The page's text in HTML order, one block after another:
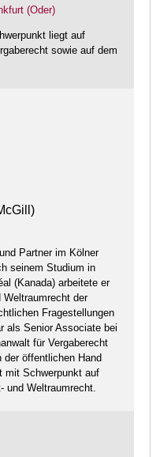
(Oder)
liegt auf
sowie auf dem
Partner im Kölner
seinem Studium in
(Kanada) arbeitete er
der
Fragestellungen
als Senior Associate bei
für Vergaberecht
der öffentlichen Hand
mit Schwerpunkt auf
und Weltraumrecht.